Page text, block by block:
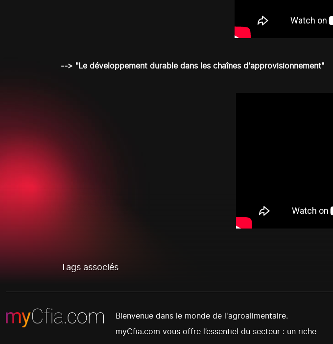
--> "Le développement durable dans les chaînes d'approvisionnement"
Tags associés
Bienvenue dans le monde de l'agroalimentaire.
myCfia.com vous offre l’essentiel du secteur : un riche